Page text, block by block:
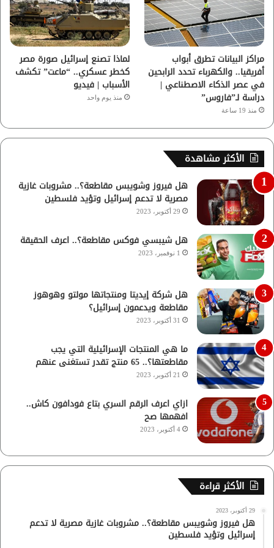
مراكز البيانات تطرق أبواب
أفريقيا.. والكهرباء تحدد الرابحين
في عصر الذكاء الاصطناعي |
دراسة لـ”فاروس”
منذ 19 ساعة
لماذا تصنع إسرائيل صورة مصر
كخطر عسكري.. “ماعت” تكشف
الأسباب | فيديو
منذ يوم واحد
الأكثر مشاهدة
هل فيروز وشويبس مقاطعة؟.. مشروبات غازية
مصرية لا تدعم إسرائيل وتؤيد فلسطين
29 أكتوبر، 2023
هل شيبسي فوكس مقاطعة؟.. اعرف الحقيقة
1 نوفمبر، 2023
هل شركة إيديتا ومنتجاتها مولتو وهوهوز
مقاطعة ويدعمون إسرائيل؟
31 أكتوبر، 2023
ما هي المنتجات الإسرائيلية التي يجب
مقاطعتها؟.. 65 منتج تقدر تستغنى عنهم
21 أكتوبر، 2023
ازاي اعرف الرقم السري بتاع فودافون كاش..
افهمها صح
4 أكتوبر، 2023
الأكثر قراءة
29 أكتوبر، 2023
هل فيروز وشويبس مقاطعة؟.. مشروبات غازية مصرية لا تدعم
إسرائيل وتؤيد فلسطين